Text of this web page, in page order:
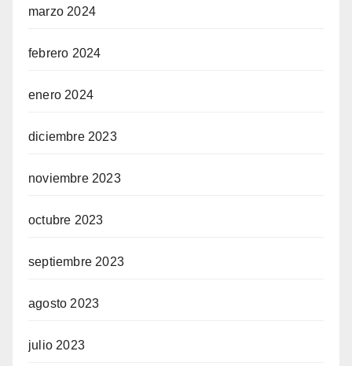
marzo 2024
febrero 2024
enero 2024
diciembre 2023
noviembre 2023
octubre 2023
septiembre 2023
agosto 2023
julio 2023